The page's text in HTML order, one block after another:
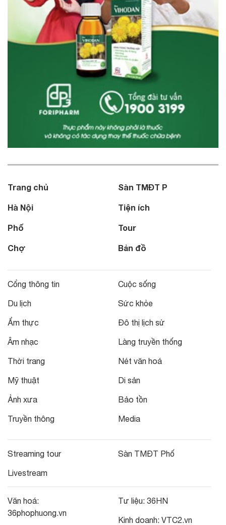
Trang chủ
Hà Nội
Phố
Chợ
Sàn TMĐT P
Tiện ích
Tour
Bản đồ
Cổng thông tin
Du lịch
Ẩm thực
Âm nhạc
Thời trang
Mỹ thuật
Ảnh xưa
Truyền thông
Cuộc sống
Sức khỏe
Đô thị lịch sử
Làng truyền thống
Nét văn hoá
Di sản
Bảo tồn
Media
Streaming tour
Livestream
Sàn TMĐT Phố
Văn hoá:
36phophuong.vn
Tư liệu: 36HN
Kinh doanh: VTC2.vn